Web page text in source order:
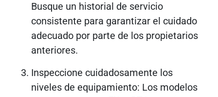
Busque un historial de servicio
consistente para garantizar el cuidado
adecuado por parte de los propietarios
anteriores.
Inspeccione cuidadosamente los
niveles de equipamiento: Los modelos